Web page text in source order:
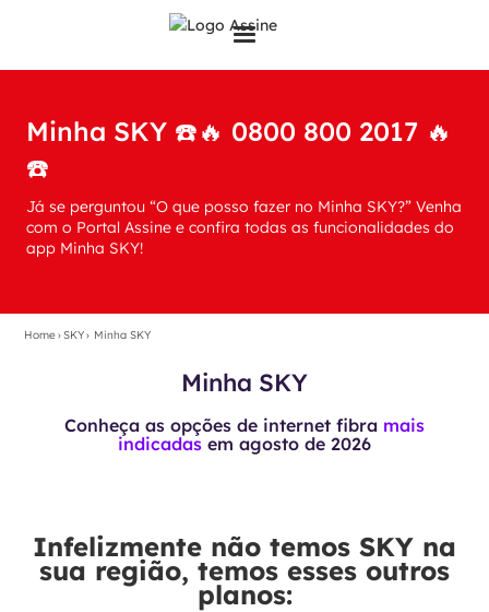
Minha SKY ☎️🔥 0800 800 2017 🔥
☎️
Já se perguntou “O que posso fazer no Minha SKY?” Venha
com o Portal Assine e confira todas as funcionalidades do
app Minha SKY!
Home›SKY› Minha SKY
Minha SKY
Conheça as opções de internet fibra mais
indicadas em agosto de 2026
Infelizmente não temos SKY na
sua região, temos esses outros
planos: